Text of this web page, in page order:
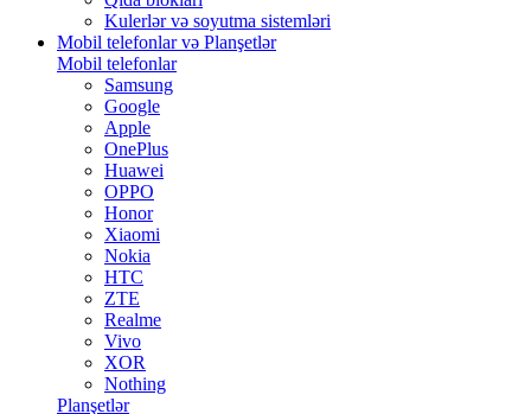
Kulerlər və soyutma sistemləri
Mobil telefonlar və Planşetlər
Mobil telefonlar
Samsung
Google
Apple
OnePlus
Huawei
OPPO
Honor
Xiaomi
Nokia
HTC
ZTE
Realme
Vivo
XOR
Nothing
Planşetlər